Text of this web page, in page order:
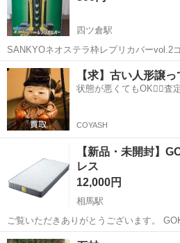
四ツ倉駅
SANKYOネオステラ枠レプリカバーvol.2
品です 新品未使用未開封です
福島 いわき市 四ツ倉駅 その他
【求】古い人形譲
状態が悪くてもOK🙆‍♀️査
COYASH
【新品・未開封】
レス
12,000円
相馬駅
ご覧いただきありがとうございます。
スです。 購入しましたが使用する機会が
福島 相馬市 相馬駅